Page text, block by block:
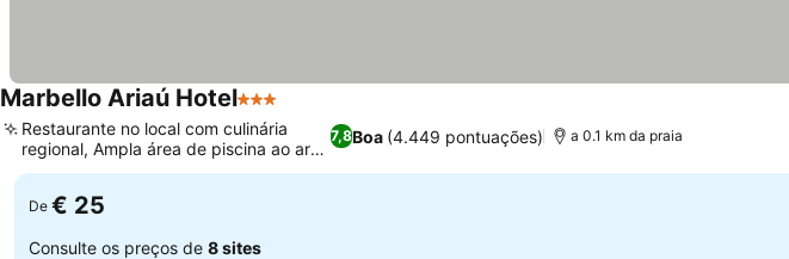
Marbello Ariaú Hotel3 Estrelas
7,8Boa (4.449 pontuações)
Restaurante no local com culinária
regional, Ampla área de piscina ao ar
livre
a 0.1 km da praia
De € 25
Consulte os preços de 8 sites